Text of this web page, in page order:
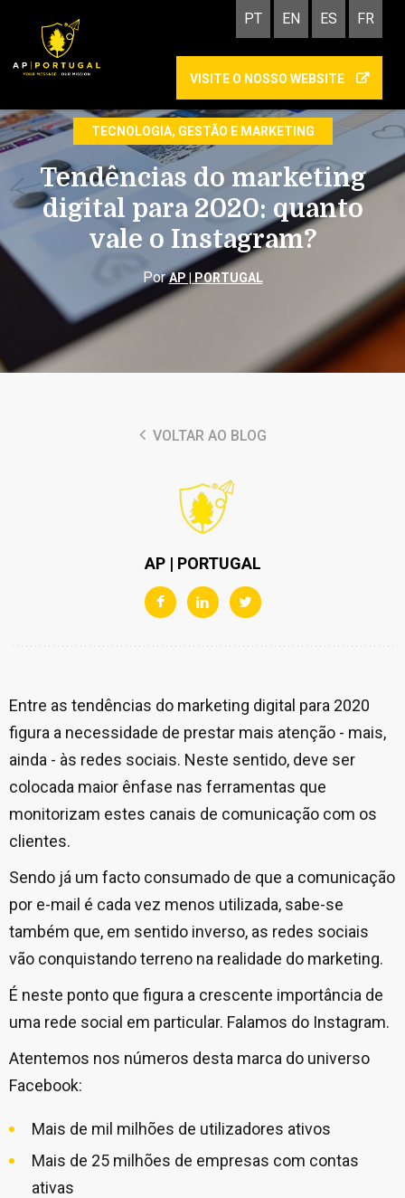
PT EN ES FR
VISITE O NOSSO WEBSITE
TECNOLOGIA, GESTÃO E MARKETING
Tendências do marketing
digital para 2020: quanto
vale o Instagram?
PorAP | PORTUGAL
VOLTAR AO BLOG
AP | PORTUGAL
Entre as tendências do marketing digital para 2020
figura a necessidade de prestar mais atenção - mais,
ainda - às redes sociais. Neste sentido, deve ser
colocada maior ênfase nas ferramentas que
monitorizam estes canais de comunicação com os
clientes.
Sendo já um facto consumado de que a comunicação
por e-mail é cada vez menos utilizada, sabe-se
também que, em sentido inverso, as redes sociais
vão conquistando terreno na realidade do marketing.
É neste ponto que figura a crescente importância de
uma rede social em particular. Falamos do Instagram.
Atentemos nos números desta marca do universo
Facebook:
Mais de mil milhões de utilizadores ativos
Mais de 25 milhões de empresas com contas
ativas